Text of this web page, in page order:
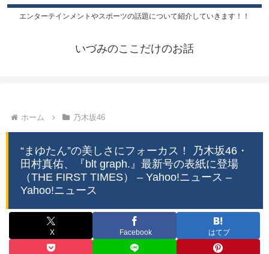
エンターテインメントやスポーツの話題について紹介していきます！！
いづみのここだけのお話
ホーム 乃木坂46
“まゆたん”の美しさにフォーカス！ 乃木坂46・
田村真佑、『blt graph.』最新号の表紙に登場
（THE FIRST TIMES） – Yahoo!ニュース –
Yahoo!ニュース
X Facebook はてブ